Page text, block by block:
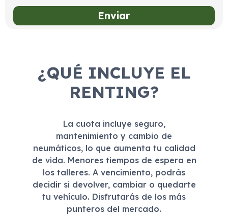
¿QUÉ INCLUYE EL
RENTING?
La cuota incluye seguro,
mantenimiento y cambio de
neumáticos, lo que aumenta tu calidad
de vida. Menores tiempos de espera en
los talleres. A vencimiento, podrás
decidir si devolver, cambiar o quedarte
tu vehículo. Disfrutarás de los más
punteros del mercado.